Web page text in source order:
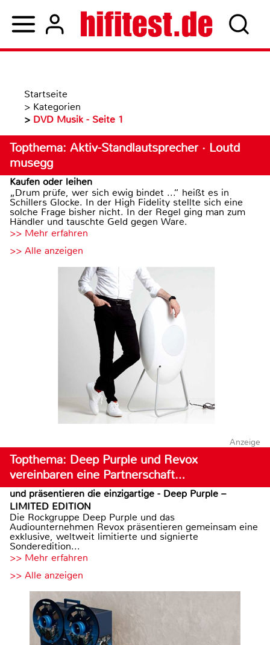
Startseite
> Kategorien
> DVD Musik - Seite 1
Topthema: Aktiv-Standlautsprecher · Loutd
musegg
Kaufen oder leihen
„Drum prüfe, wer sich ewig bindet ...“ heißt es in
Schillers Glocke. In der High Fidelity stellte sich eine
solche Frage bisher nicht. In der Regel ging man zum
Händler und tauschte Geld gegen Ware.
>> Mehr erfahren
>> Alle anzeigen
Anzeige
Topthema: Deep Purple und Revox
vereinbaren eine Partnerschaft…
und präsentieren die einzigartige - Deep Purple –
LIMITED EDITION
Die Rockgruppe Deep Purple und das
Audiounternehmen Revox präsentieren gemeinsam eine
exklusive, weltweit limitierte und signierte
Sonderedition...
>> Mehr erfahren
>> Alle anzeigen